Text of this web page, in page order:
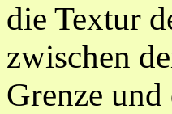
die Textur
zwischen
Grenze